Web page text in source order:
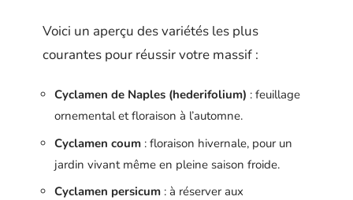
Voici un aperçu des variétés les plus
courantes pour réussir votre massif :
Cyclamen de Naples (hederifolium) : feuillage
ornemental et floraison à l’automne.
Cyclamen coum : floraison hivernale, pour un
jardin vivant même en pleine saison froide.
Cyclamen persicum : à réserver aux